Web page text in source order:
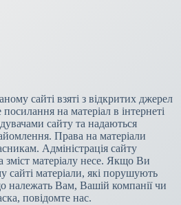
сайті взяті з відкритих джерел
на матеріал в інтернеті
сайту та надаються
Права на матеріали
Адміністрація сайту
зміст матеріалу несе. Якщо Ви
матеріали, які порушують
належать Вам, Вашій компанії чи
повідомте нас.